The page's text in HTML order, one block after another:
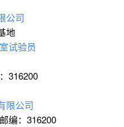
公司
地
试验员
316200
限公司
编：316200